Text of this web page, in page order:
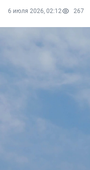
6 июля 2026, 02:12 267